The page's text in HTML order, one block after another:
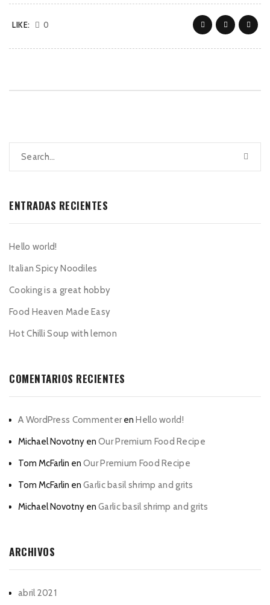
LIKE: 0
ENTRADAS RECIENTES
Hello world!
Italian Spicy Noodiles
Cooking is a great hobby
Food Heaven Made Easy
Hot Chilli Soup with lemon
COMENTARIOS RECIENTES
A WordPress CommenterenHello world!
Michael Novotny en Our Premium Food Recipe
Tom McFarlin en Our Premium Food Recipe
Tom McFarlin en Garlic basil shrimp and grits
Michael Novotny en Garlic basil shrimp and grits
ARCHIVOS
abril 2021